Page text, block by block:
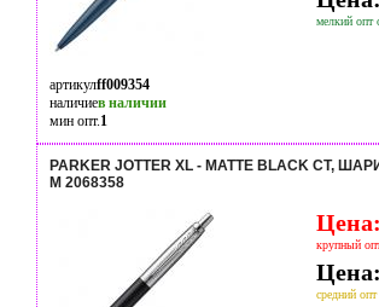
мелкий опт
артикулff009354
наличиев наличии
мин опт.1
PARKER JOTTER XL - MATTE BLACK CT,
M 2068358
крупный
средний